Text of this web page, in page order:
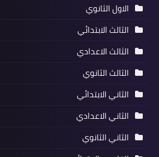
الاول الثانوي
الثالث الابتدائي
الثالث الاعدادي
الثالث الثانوي
الثاني الابتدائي
الثاني الاعدادي
الثاني الثانوي